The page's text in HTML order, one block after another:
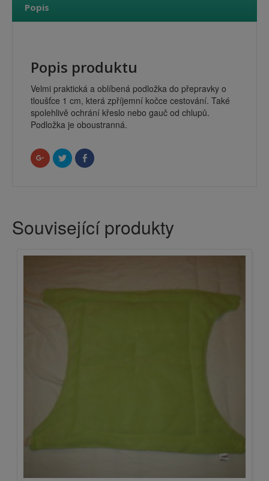
Popis
Popis produktu
Velmi praktická a oblíbená podložka do přepravky o
tloušťce 1 cm, která zpříjemní kočce cestování. Také
spolehlivě ochrání křeslo nebo gauč od chlupů.
Podložka je oboustranná.
Sdílet
na
Google+
Sdílet
na
Twitteru
Click
to
okně)
Související produkty